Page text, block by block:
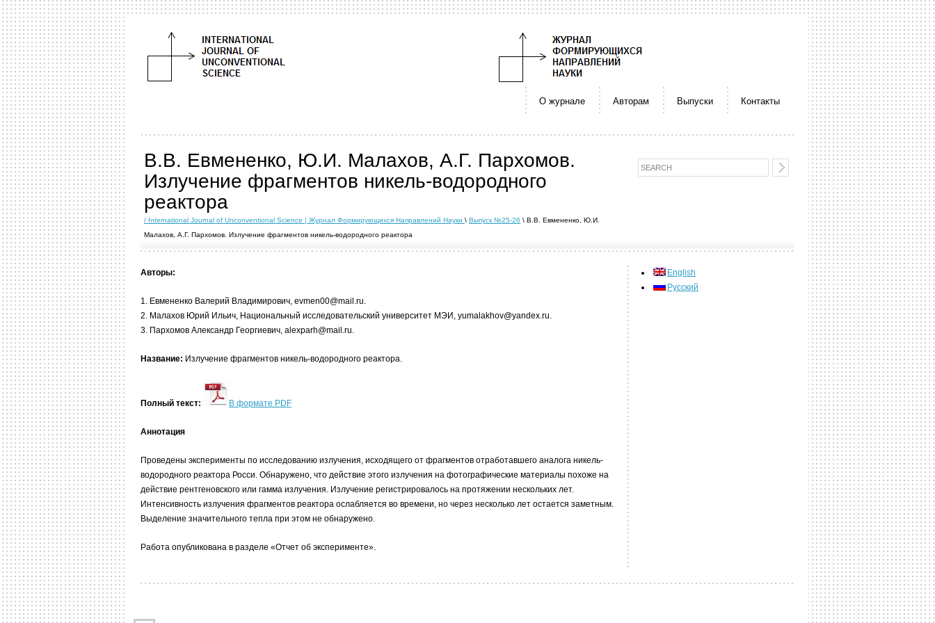
О журнале Авторам Выпуски Контакты
В.В. Евмененко, Ю.И. Малахов, А.Г. Пархомов.
Излучение фрагментов никель-водородного
реактора
/ International Journal of Unconventional Science | Журнал Формирующихся Направлений Науки \ Выпуск №25-26 \ В.В. Евмененко, Ю.И.
Малахов, А.Г. Пархомов. Излучение фрагментов никель-водородного реактора
Авторы:
1. Евмененко Валерий Владимирович, evmen00@mail.ru.
2. Малахов Юрий Ильич, Национальный исследовательский университет МЭИ, yumalakhov@yandex.ru.
3. Пархомов Александр Георгиевич, alexparh@mail.ru.
Название: Излучение фрагментов никель-водородного реактора.
Полный текст: В формате PDF
Аннотация
Проведены эксперименты по исследованию излучения, исходящего от фрагментов отработавшего аналога никель-
водородного реактора Росси. Обнаружено, что действие этого излучения на фотографические материалы похоже на
действие рентгеновского или гамма излучения. Излучение регистрировалось на протяжении нескольких лет.
Интенсивность излучения фрагментов реактора ослабляется во времени, но через несколько лет остается заметным.
Выделение значительного тепла при этом не обнаружено.
Работа опубликована в разделе «Отчет об эксперименте».
English
Русский